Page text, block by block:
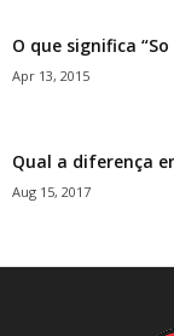
O que significa “So
Apr 13, 2015
Qual a diferença
Aug 15, 2017